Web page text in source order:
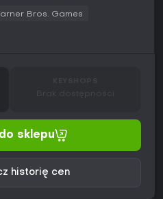
Bros. Games
Brak dostępności
sklepu
historię cen